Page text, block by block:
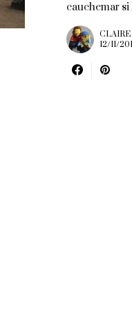
cauchemar si
12/11/